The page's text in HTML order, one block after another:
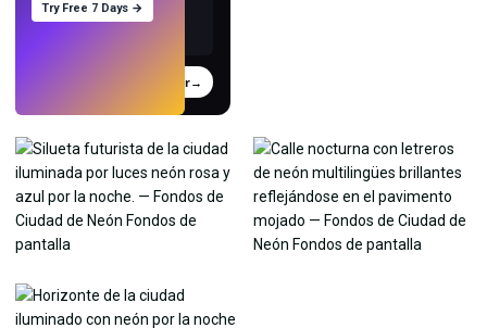
Probar→
Try Free 7 Days →